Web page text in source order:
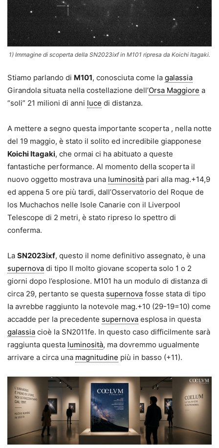
1) Immagine di scoperta della SN2023ixf in M101 ripresa da Koichi Itagaki.
Stiamo parlando di M101, conosciuta come la galassia
Girandola situata nella costellazione dell’Orsa Maggiore a
“soli” 21 milioni di anni luce di distanza.
A mettere a segno questa importante scoperta , nella notte
del 19 maggio, è stato il solito ed incredibile giapponese
Koichi Itagaki, che ormai ci ha abituato a queste
fantastiche performance. Al momento della scoperta il
nuovo oggetto mostrava una luminosità pari alla mag.+14,9
ed appena 5 ore più tardi, dall’Osservatorio del Roque de
los Muchachos nelle Isole Canarie con il Liverpool
Telescope di 2 metri, è stato ripreso lo spettro di
conferma.
La SN2023ixf, questo il nome definitivo assegnato, è una
supernova di tipo II molto giovane scoperta solo 1 o 2
giorni dopo l’esplosione. M101 ha un modulo di distanza di
circa 29, pertanto se questa supernova fosse stata di tipo
Ia avrebbe raggiunto la notevole mag.+10 (29-19=10) come
accadde per la precedente supernova esplosa in questa
galassia cioè la SN2011fe. In questo caso difficilmente sarà
raggiunta questa luminosità, ma dovremmo ugualmente
arrivare a circa una magnitudine più in basso (+11).